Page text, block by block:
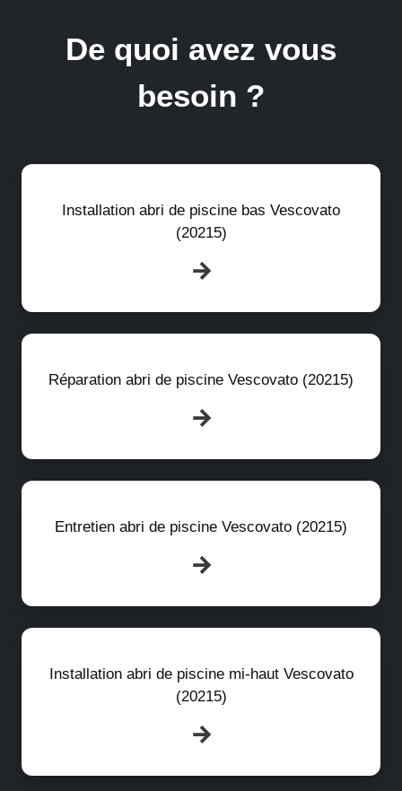
De quoi avez vous
besoin ?
Installation abri de piscine bas Vescovato
(20215)
Réparation abri de piscine Vescovato (20215)
Entretien abri de piscine Vescovato (20215)
Installation abri de piscine mi-haut Vescovato
(20215)